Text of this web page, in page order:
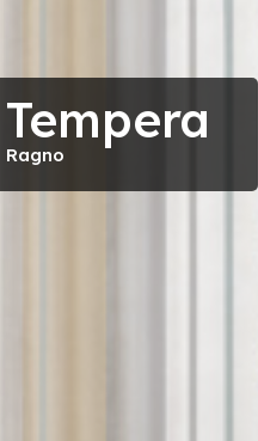
Tempera
Ragno